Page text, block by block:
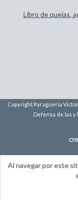
Al navegar por este
Libro de quejas,
Copyright Paragueria
Defensa de las y